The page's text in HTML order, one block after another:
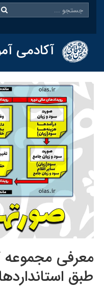
آکادمی
معرفی مجموعه
طبق